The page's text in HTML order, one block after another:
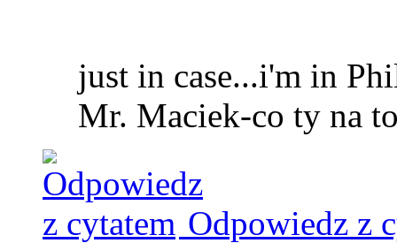
just in case...i'm in
Mr. Maciek-co ty na
Odpowiedz z